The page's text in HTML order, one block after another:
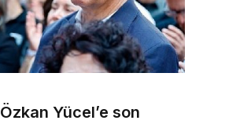
Yücel’e son